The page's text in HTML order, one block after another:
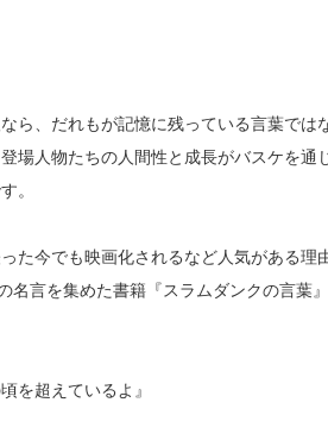
、だれもが記憶に残っている言葉では
場人物たちの人間性と成長がバスケを
。
た今でも映画化されるなど人気がある
言を集めた書籍『スラムダンクの言葉
を超えているよ』